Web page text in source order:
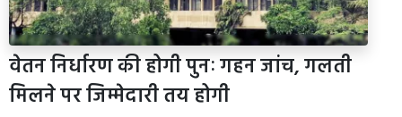
वेतन निर्धारण की होगी पुनः गहन जांच, गलती
मिलने पर जिम्मेदारी तय होगी